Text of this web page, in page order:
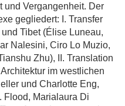
und Vergangenheit. Der
gegliedert: I. Transfer
Tibet (Élise Luneau,
Nalesini, Ciro Lo Muzio,
Zhu), II. Translation
im westlichen
und Charlotte Eng,
Flood, Marialaura Di